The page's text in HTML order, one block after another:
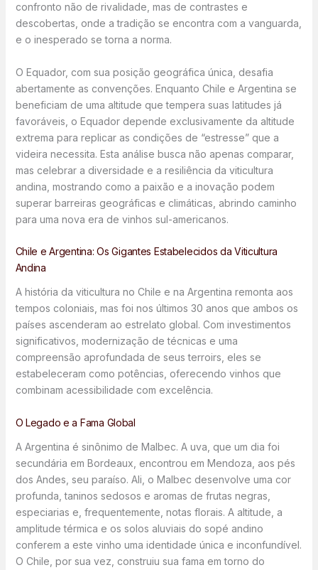
confronto não de rivalidade, mas de contrastes e
descobertas, onde a tradição se encontra com a vanguarda,
e o inesperado se torna a norma.
O Equador, com sua posição geográfica única, desafia
abertamente as convenções. Enquanto Chile e Argentina se
beneficiam de uma altitude que tempera suas latitudes já
favoráveis, o Equador depende exclusivamente da altitude
extrema para replicar as condições de “estresse” que a
videira necessita. Esta análise busca não apenas comparar,
mas celebrar a diversidade e a resiliência da viticultura
andina, mostrando como a paixão e a inovação podem
superar barreiras geográficas e climáticas, abrindo caminho
para uma nova era de vinhos sul-americanos.
Chile e Argentina: Os Gigantes Estabelecidos da Viticultura
Andina
A história da viticultura no Chile e na Argentina remonta aos
tempos coloniais, mas foi nos últimos 30 anos que ambos os
países ascenderam ao estrelato global. Com investimentos
significativos, modernização de técnicas e uma
compreensão aprofundada de seus terroirs, eles se
estabeleceram como potências, oferecendo vinhos que
combinam acessibilidade com excelência.
O Legado e a Fama Global
A Argentina é sinônimo de Malbec. A uva, que um dia foi
secundária em Bordeaux, encontrou em Mendoza, aos pés
dos Andes, seu paraíso. Ali, o Malbec desenvolve uma cor
profunda, taninos sedosos e aromas de frutas negras,
especiarias e, frequentemente, notas florais. A altitude, a
amplitude térmica e os solos aluviais do sopé andino
conferem a este vinho uma identidade única e inconfundível.
O Chile, por sua vez, construiu sua fama em torno do